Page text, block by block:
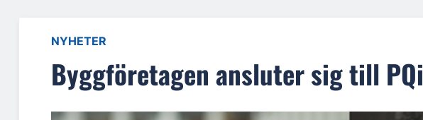
NYHETER
Byggföretagen ansluter sig till PQi